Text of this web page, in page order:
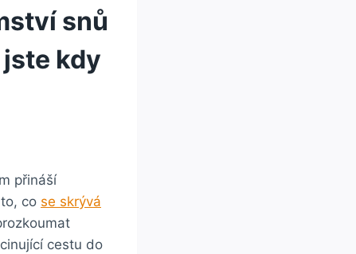
snů
kdy
přináší
co se skrývá
cestu do